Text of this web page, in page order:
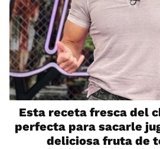
Esta receta fresca del
perfecta para sacarle
deliciosa fruta de